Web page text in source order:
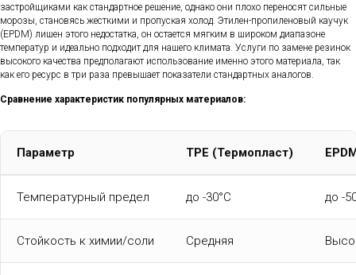
застройщиками как стандартное решение, однако они плохо переносят сильные
морозы, становясь жесткими и пропуская холод. Этилен-пропиленовый каучук
(EPDM) лишен этого недостатка, он остается мягким в широком диапазоне
температур и идеально подходит для нашего климата. Услуги по замене резинок
высокого качества предполагают использование именно этого материала, так
как его ресурс в три раза превышает показатели стандартных аналогов.
Сравнение характеристик популярных материалов:
Параметр TPE (Термопласт)
Температурный предел до -30°C до -
Стойкость к химии/соли Средняя